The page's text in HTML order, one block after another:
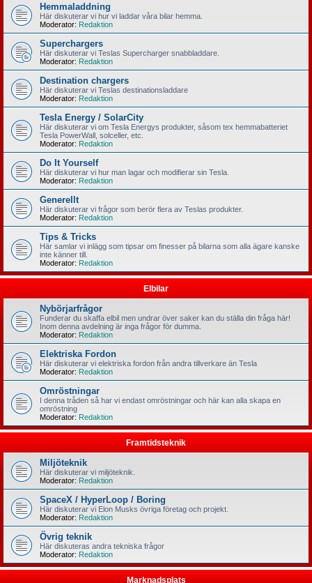
Hemmaladdning
Här diskuterar vi hur vi laddar våra bilar hemma.
Moderator: Redaktion
Superchargers
Här diskuterar vi Teslas Supercharger snabbladdare.
Moderator: Redaktion
Destination chargers
Här diskuterar vi Teslas destinationsladdare
Moderator: Redaktion
Tesla Energy / SolarCity
Här diskuterar vi om Tesla Energys produkter, såsom tex hemmabatteriet
Tesla PowerWall, solceller, etc.
Moderator: Redaktion
Do It Yourself
Här diskuterar vi hur man lagar och modifierar sin Tesla.
Moderator: Redaktion
Generellt
Här diskuterar vi frågor som berör flera av Teslas produkter.
Moderator: Redaktion
Tips & Tricks
Här samlar vi inlägg som tipsar om finesser på bilarna som alla ägare kanske
inte känner till.
Moderator: Redaktion
Elbilar
Nybörjarfrågor
Funderar du skaffa elbil men undrar över saker kan du ställa din fråga här!
Inom denna avdelning är inga frågor för dumma.
Moderator: Redaktion
Elektriska Fordon
Här diskuterar vi elektriska fordon från andra tillverkare än Tesla
Moderator: Redaktion
Omröstningar
I denna tråden så har vi endast omröstningar och här kan alla skapa en
omröstning
Moderator: Redaktion
Framtidsteknik
Miljöteknik
Här diskuterar vi miljöteknik.
Moderator: Redaktion
SpaceX / HyperLoop / Boring
Här diskuterar vi Elon Musks övriga företag och projekt.
Moderator: Redaktion
Övrig teknik
Här diskuteras andra tekniska frågor
Moderator: Redaktion
Marknadsplats